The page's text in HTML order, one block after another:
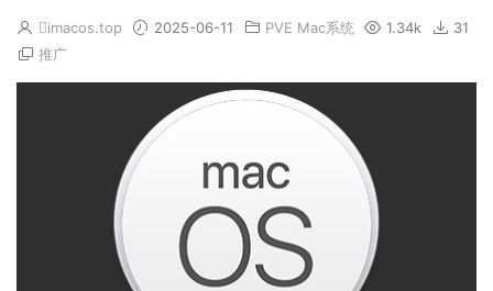
imacos.top 2025-06-11 PVE Mac系统 1.34k
31
推广